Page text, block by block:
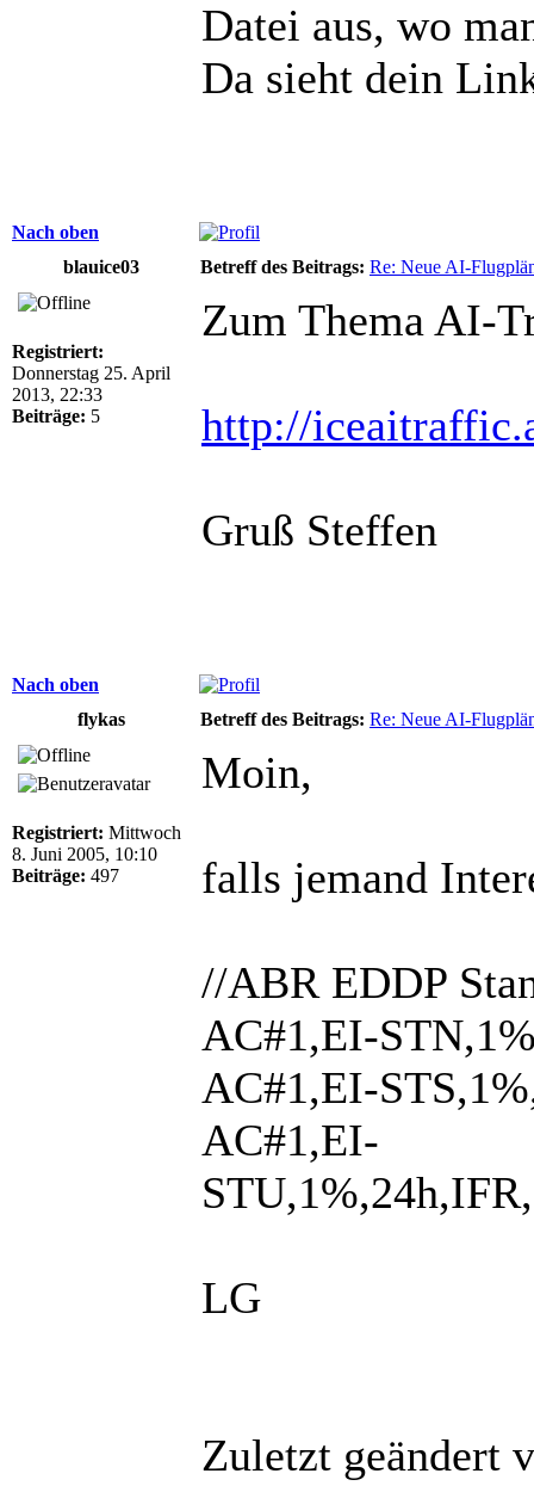
Datei aus, wo
Da sieht dein
Nach oben
blauice03
Betreff des Beitrags: Re: Neue AI-
Registriert:
Donnerstag 25. April
2013, 22:33
Beiträge: 5
Zum Thema AI-
http://
Gruß Steffen
Nach oben
flykas
Betreff des Beitrags: Re: Neue AI-
Registriert: Mittwoch
8. Juni 2005, 10:10
Beiträge: 497
Moin,
falls jemand
//ABR EDDP
AC#1,EI-
AC#1,EI-
AC#1,EI-
LG
Zuletzt geändert